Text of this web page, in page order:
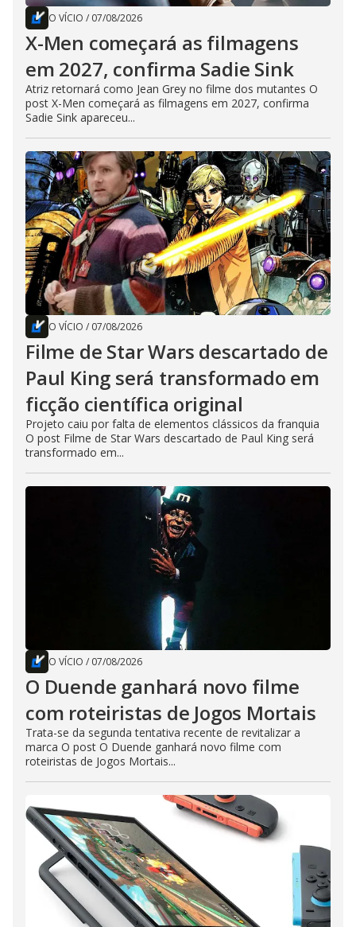
O VÍCIO / 07/08/2026
X-Men começará as filmagens
em 2027, confirma Sadie Sink
Atriz retornará como Jean Grey no filme dos mutantes O
post X-Men começará as filmagens em 2027, confirma
Sadie Sink apareceu...
O VÍCIO / 07/08/2026
Filme de Star Wars descartado de
Paul King será transformado em
ficção científica original
Projeto caiu por falta de elementos clássicos da franquia
O post Filme de Star Wars descartado de Paul King será
transformado em...
O VÍCIO / 07/08/2026
O Duende ganhará novo filme
com roteiristas de Jogos Mortais
Trata-se da segunda tentativa recente de revitalizar a
marca O post O Duende ganhará novo filme com
roteiristas de Jogos Mortais...